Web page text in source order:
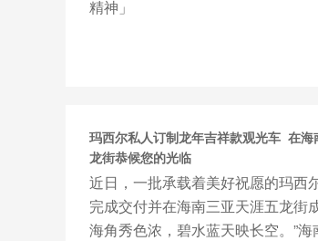
精神」
玛西尔私人订制龙年吉祥款观光车 在海
龙街恭候您的光临
近日，一批承载着美好祝愿的玛西
完成交付并在海南三亚天涯五龙街
海角秀色浓，碧水蓝天映长空。”